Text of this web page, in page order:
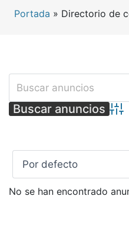
Portada » Directorio de
No se han encontrado